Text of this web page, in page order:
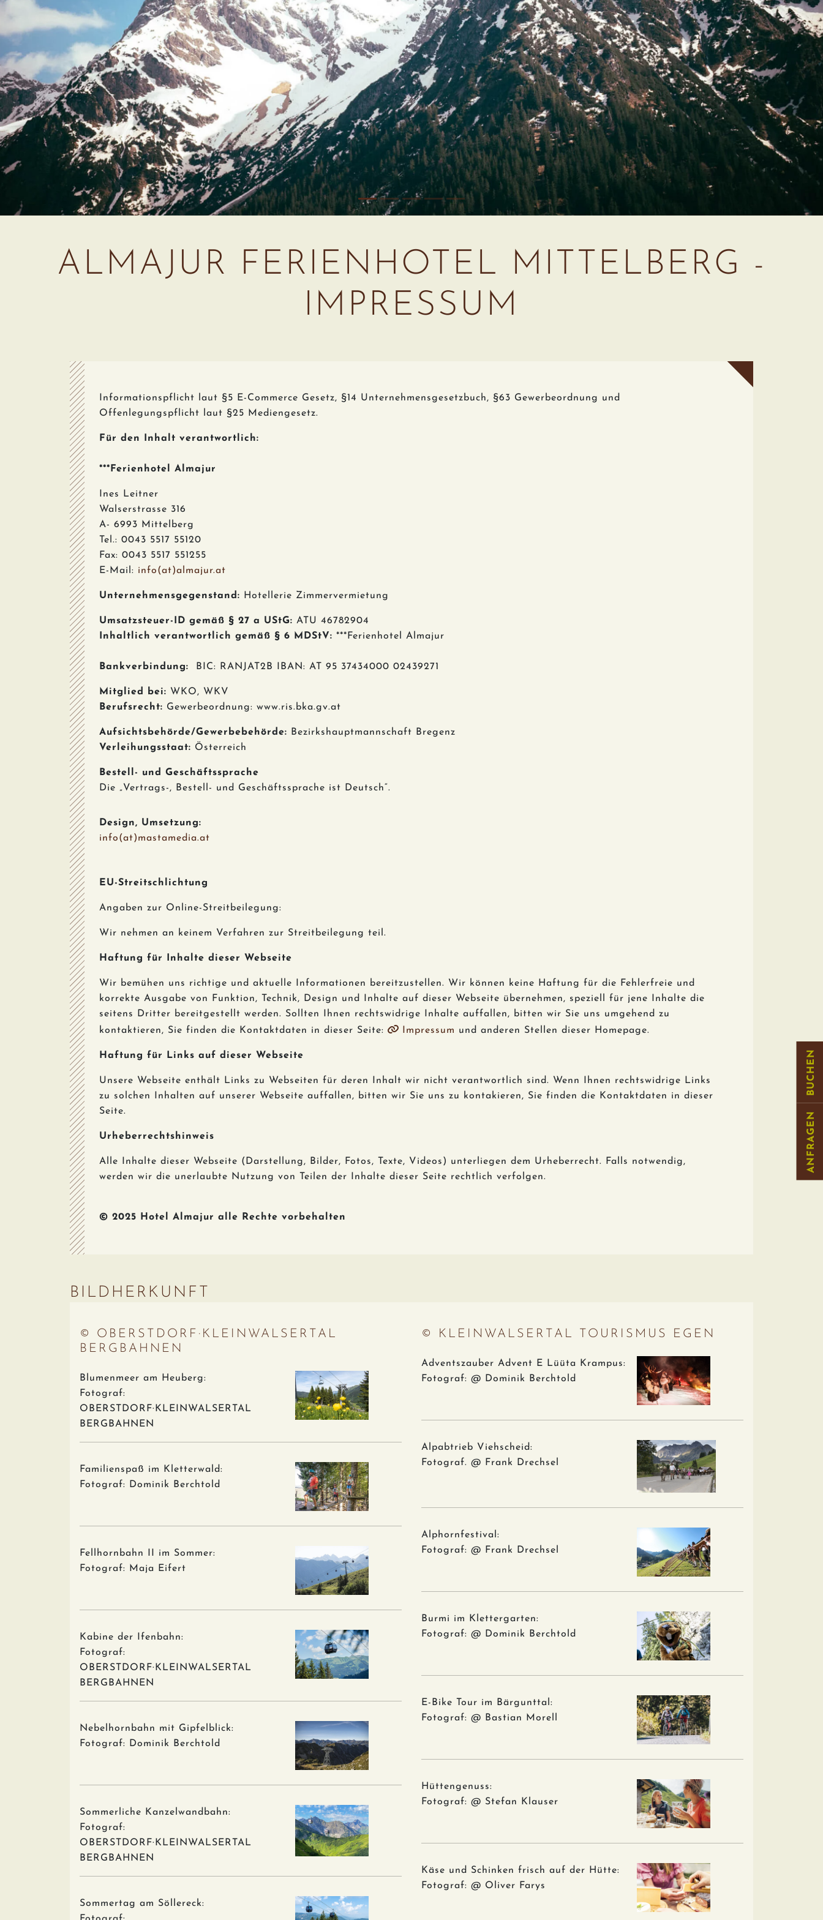
ALMAJUR FERIENHOTEL MITTELBERG -
IMPRESSUM
Informationspflicht laut §5 E-Commerce Gesetz, §14 Unternehmensgesetzbuch, §63 Gewerbeordnung und
Offenlegungspflicht laut §25 Mediengesetz.
Für den Inhalt verantwortlich:
***Ferienhotel Almajur
Ines Leitner
Walserstrasse 316
A- 6993 Mittelberg
Tel.: 0043 5517 55120
Fax: 0043 5517 551255
E-Mail: info(at)almajur.at
Unternehmensgegenstand: Hotellerie Zimmervermietung
Umsatzsteuer-ID gemäß § 27 a UStG: ATU 46782904
Inhaltlich verantwortlich gemäß § 6 MDStV: ***Ferienhotel Almajur
Bankverbindung: BIC: RANJAT2B IBAN: AT 95 37434000 02439271
Mitglied bei: WKO, WKV
Berufsrecht: Gewerbeordnung: www.ris.bka.gv.at
Aufsichtsbehörde/Gewerbebehörde: Bezirkshauptmannschaft Bregenz
Verleihungsstaat: Österreich
Bestell- und Geschäftssprache
Die „Vertrags-, Bestell- und Geschäftssprache ist Deutsch“.
Design, Umsetzung:
info(at)mastamedia.at
EU-Streitschlichtung
Angaben zur Online-Streitbeilegung:
Wir nehmen an keinem Verfahren zur Streitbeilegung teil.
Haftung für Inhalte dieser Webseite
Wir bemühen uns richtige und aktuelle Informationen bereitzustellen. Wir können keine Haftung für die Fehlerfreie und
korrekte Ausgabe von Funktion, Technik, Design und Inhalte auf dieser Webseite übernehmen, speziell für jene Inhalte die
seitens Dritter bereitgestellt werden. Sollten Ihnen rechtswidrige Inhalte auffallen, bitten wir Sie uns umgehend zu
kontaktieren, Sie finden die Kontaktdaten in dieser Seite:
Impressum und anderen Stellen dieser Homepage.
Haftung für Links auf dieser Webseite
Unsere Webseite enthält Links zu Webseiten für deren Inhalt wir nicht verantwortlich sind. Wenn Ihnen rechtswidrige Links
zu solchen Inhalten auf unserer Webseite auffallen, bitten wir Sie uns zu kontakieren, Sie finden die Kontaktdaten in dieser
Seite.
Urheberrechtshinweis
Alle Inhalte dieser Webseite (Darstellung, Bilder, Fotos, Texte, Videos) unterliegen dem Urheberrecht. Falls notwendig,
werden wir die unerlaubte Nutzung von Teilen der Inhalte dieser Seite rechtlich verfolgen.
© 2025 Hotel Almajur alle Rechte vorbehalten
BILDHERKUNFT
© OBERSTDORF·KLEINWALSERTAL
BERGBAHNEN
Blumenmeer am Heuberg:
Fotograf:
OBERSTDORF·KLEINWALSERTAL
BERGBAHNEN
Familienspaß im Kletterwald:
Fotograf: Dominik Berchtold
Fellhornbahn II im Sommer:
Fotograf: Maja Eifert
Kabine der Ifenbahn:
Fotograf:
OBERSTDORF·KLEINWALSERTAL
BERGBAHNEN
Nebelhornbahn mit Gipfelblick:
Fotograf: Dominik Berchtold
Sommerliche Kanzelwandbahn:
Fotograf:
OBERSTDORF·KLEINWALSERTAL
BERGBAHNEN
Sommertag am Söllereck:
© KLEINWALSERTAL TOURISMUS EGEN
Adventszauber Advent E Lüüta Krampus:
Fotograf: @ Dominik Berchtold
Alpabtrieb Viehscheid:
Fotograf. @ Frank Drechsel
Alphornfestival:
Fotograf: @ Frank Drechsel
Burmi im Klettergarten:
Fotograf: @ Dominik Berchtold
E-Bike Tour im Bärgunttal:
Fotograf: @ Bastian Morell
Hüttengenuss:
Fotograf: @ Stefan Klauser
Käse und Schinken frisch auf der Hütte:
Fotograf: @ Oliver Farys
ANFRAGEN
BUCHEN